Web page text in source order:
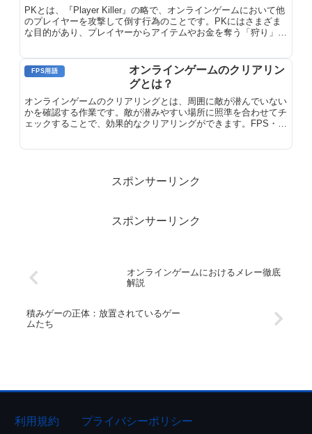
PKとは、『Player Killer』の略で、オンラインゲームにおいて他
のプレイヤーを攻撃して倒す行為のことです。PKにはさまざま
な目的があり、プレイヤーからアイテムやお金を奪う「狩り」、
ゲームで禁止されていますが、一部のゲームでは「PKルール」
として限定的なPKを許可しています。
FPS用語
オンラインゲームのクリアリン
グとは？
オンラインゲームのクリアリングとは、周囲に敵が潜んでいない
かを確認する作業です。敵が潜みやすい場所に照準を合わせてチ
ェックすることで、効果的なクリアリングができます。FPS・
スポンサーリンク
スポンサーリンク
オンラインゲームにおけるメレー徹底
解説
積みゲーの正体：放置されているゲー
ムたち
利用規約 プライバシーポリシー